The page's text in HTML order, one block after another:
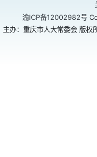
渝ICP备12002982号
主办：重庆市人大常委会 版